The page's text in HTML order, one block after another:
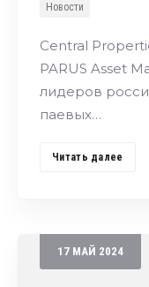
Новости
Central
PARUS Asset
лидеров
паевых…
Читать далее
17 МАЙ 2024